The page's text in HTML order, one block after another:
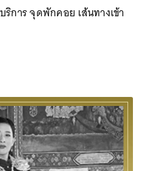
การ จุดพักคอย เส้นทางเข้า